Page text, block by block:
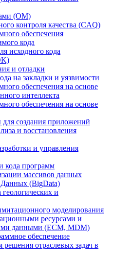
(OM)
контроля качества (CAQ)
обеспечения
кода
исходного кода
и отладки
на закладки и уязвимости
обеспечения на основе
интеллекта
обеспечения на основе
создания приложений
и восстановления
и управления
кода программ
массивов данных
Данных (BigData)
геологических и
моделирования
ресурсами и
данными (ECM, MDM)
обеспечение
отраслевых задач в